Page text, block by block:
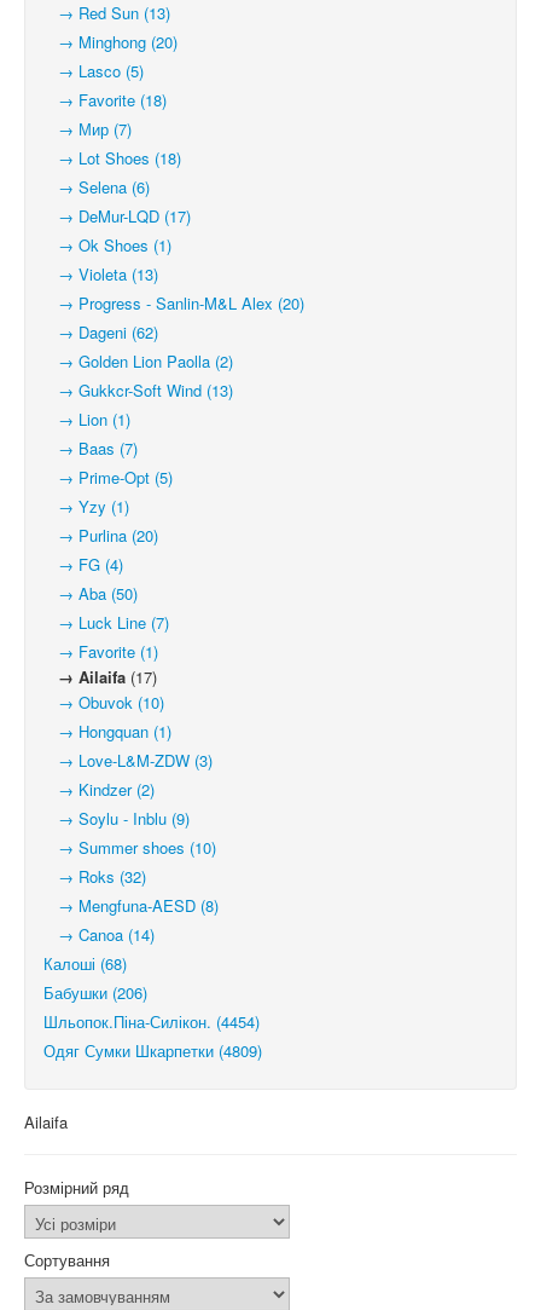
→ Red Sun (13)
→ Minghong (20)
→ Lasco (5)
→ Favorite (18)
→ Мир (7)
→ Lot Shoes (18)
→ Selena (6)
→ DeMur-LQD (17)
→ Ok Shoes (1)
→ Violeta (13)
→ Progress - Sanlin-M&L Alex (20)
→ Dageni (62)
→ Golden Lion Paolla (2)
→ Gukkcr-Soft Wind (13)
→ Lion (1)
→ Baas (7)
→ Prime-Opt (5)
→ Yzy (1)
→ Purlina (20)
→ FG (4)
→ Aba (50)
→ Luck Line (7)
→ Favorite (1)
→ Ailaifa (17)
→ Obuvok (10)
→ Hongquan (1)
→ Love-L&M-ZDW (3)
→ Kindzer (2)
→ Soylu - Inblu (9)
→ Summer shoes (10)
→ Roks (32)
→ Mengfuna-AESD (8)
→ Canoa (14)
Калоші (68)
Бабушки (206)
Шльопок.Піна-Силікон. (4454)
Одяг Сумки Шкарпетки (4809)
Ailaifa
Розмірний ряд
Сортування